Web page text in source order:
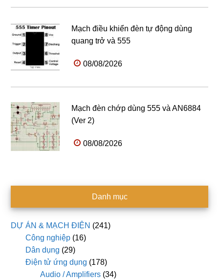
Mạch điều khiển đèn tự động dùng
quang trở và 555
08/08/2026
Mạch đèn chớp dùng 555 và AN6884
(Ver 2)
08/08/2026
Danh mục
DỰ ÁN & MẠCH ĐIỆN (241)
Công nghiệp (16)
Dân dụng (29)
Điện tử ứng dụng (178)
Audio / Amplifiers (34)